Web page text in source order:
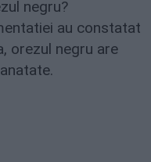
negru?
au constatat
orezul negru are